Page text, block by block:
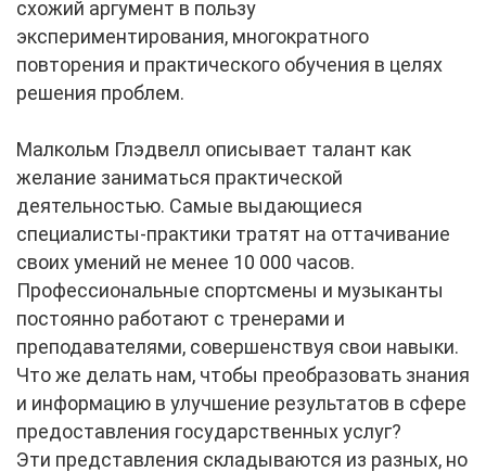
схожий аргумент в пользу
экспериментирования, многократного
повторения и практического обучения в целях
решения проблем.
Малкольм Глэдвелл описывает талант как
желание заниматься практической
деятельностью. Самые выдающиеся
специалисты-практики тратят на оттачивание
своих умений не менее 10 000 часов.
Профессиональные спортсмены и музыканты
постоянно работают с тренерами и
преподавателями, совершенствуя свои навыки.
Что же делать нам, чтобы преобразовать знания
и информацию в улучшение результатов в сфере
предоставления государственных услуг?
Эти представления складываются из разных, но